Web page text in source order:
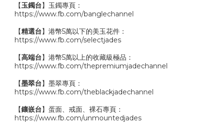
【玉鐲台】玉鐲專頁：
https://www.fb.com/banglechannel
【精選台】港幣5萬以下的美玉花件：
https://www.fb.com/selectjades
【高端台】港幣5萬以上的收藏級極品：
https://www.fb.com/thepremiumjadechannel
【墨翠台】墨翠專頁：
https://www.fb.com/theblackjadechannel
【鑲嵌台】蛋面、戒面、裸石專頁：
https://www.fb.com/unmountedjades